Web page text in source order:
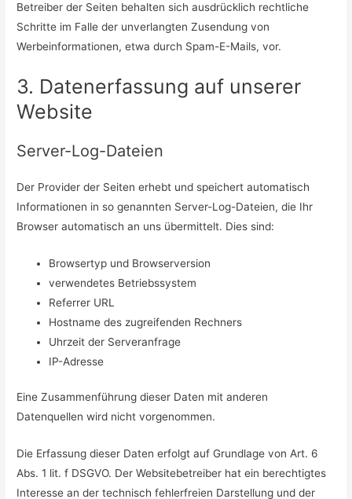
Betreiber der Seiten behalten sich ausdrücklich rechtliche
Schritte im Falle der unverlangten Zusendung von
Werbeinformationen, etwa durch Spam-E-Mails, vor.
3. Datenerfassung auf unserer
Website
Server-Log-Dateien
Der Provider der Seiten erhebt und speichert automatisch
Informationen in so genannten Server-Log-Dateien, die Ihr
Browser automatisch an uns übermittelt. Dies sind:
Browsertyp und Browserversion
verwendetes Betriebssystem
Referrer URL
Hostname des zugreifenden Rechners
Uhrzeit der Serveranfrage
IP-Adresse
Eine Zusammenführung dieser Daten mit anderen
Datenquellen wird nicht vorgenommen.
Die Erfassung dieser Daten erfolgt auf Grundlage von Art. 6
Abs. 1 lit. f DSGVO. Der Websitebetreiber hat ein berechtigtes
Interesse an der technisch fehlerfreien Darstellung und der